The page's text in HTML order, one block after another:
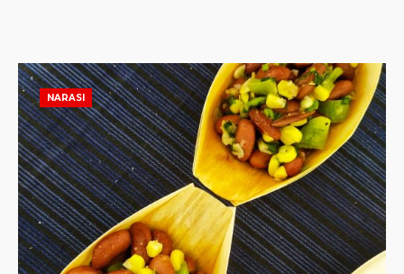
NARASI